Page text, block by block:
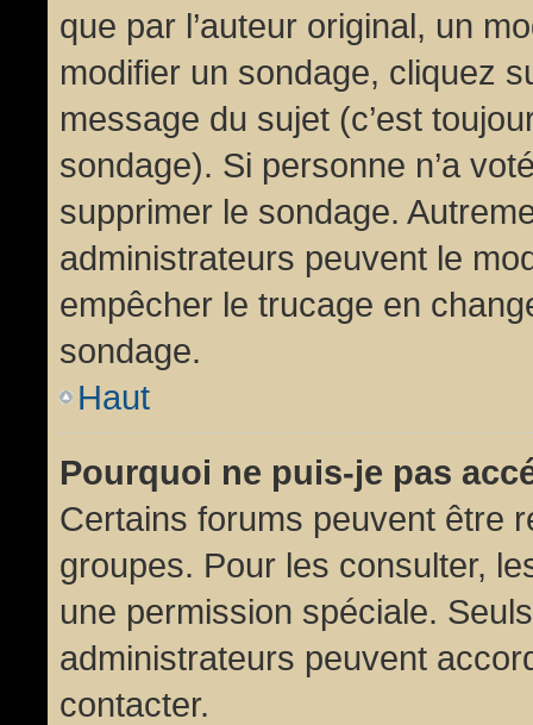
que par l’auteur original, un
modifier un sondage, cliquez
message du sujet (c’est
sondage). Si personne n’a
supprimer le sondage.
administrateurs peuvent le
empêcher le trucage en
sondage.
Haut
Pourquoi ne puis-je pas
Certains forums peuvent être
groupes. Pour les consulter,
une permission spéciale.
administrateurs peuvent
contacter.